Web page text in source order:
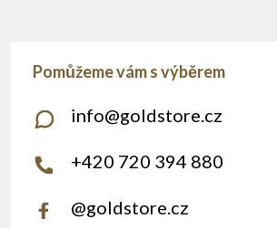
info@goldstore.cz
+420 720 394 880
@goldstore.cz